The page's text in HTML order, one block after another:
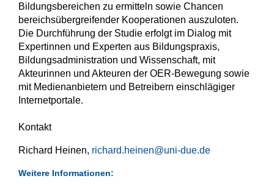
Bildungsbereichen zu ermitteln sowie Chancen
bereichsübergreifender Kooperationen auszuloten.
Die Durchführung der Studie erfolgt im Dialog mit
Expertinnen und Experten aus Bildungspraxis,
Bildungsadministration und Wissenschaft, mit
Akteurinnen und Akteuren der OER-Bewegung sowie
mit Medienanbietern und Betreibern einschlägiger
Internetportale.
Kontakt
Richard Heinen, richard.heinen@uni-due.de
Weitere Informationen: